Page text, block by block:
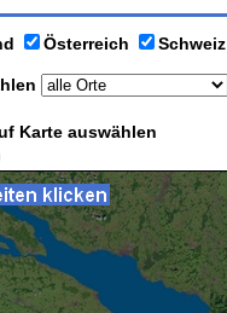
Österreich Schweiz
Karte auswählen